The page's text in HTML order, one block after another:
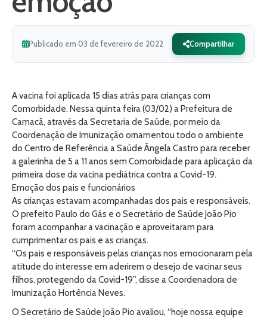
Publicado em 03 de fevereiro de 2022 Compartilhar
A vacina foi aplicada 15 dias atrás para crianças com
Comorbidade. Nessa quinta feira (03/02) a Prefeitura de
Camacã, através da Secretaria de Saúde, por meio da
Coordenação de Imunização ornamentou todo o ambiente
do Centro de Referência a Saúde Ângela Castro para receber
a galerinha de 5 a 11 anos sem Comorbidade para aplicação da
primeira dose da vacina pediátrica contra a Covid-19.
Emoção dos pais e funcionários
As crianças estavam acompanhadas dos pais e responsáveis.
O prefeito Paulo do Gás e o Secretário de Saúde João Pio
foram acompanhar a vacinação e aproveitaram para
cumprimentar os pais e as crianças.
“Os pais e responsáveis pelas crianças nos emocionaram pela
atitude do interesse em aderirem o desejo de vacinar seus
filhos, protegendo da Covid-19”, disse a Coordenadora de
Imunização Hortência Neves.
O Secretário de Saúde João Pio avaliou, “hoje nossa equipe